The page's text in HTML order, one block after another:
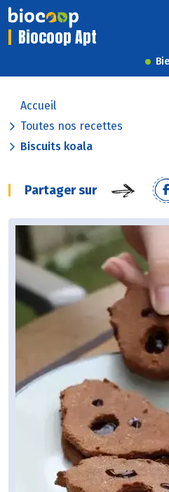
Biocoop Apt
Accueil
Toutes nos recettes
Biscuits koala
Partager sur